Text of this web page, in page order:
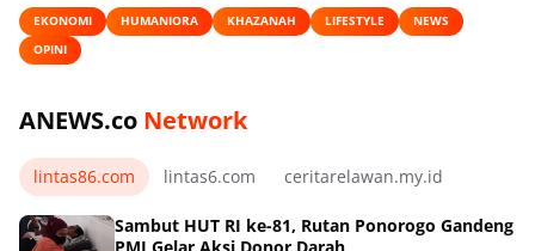
EKONOMI HUMANIORA KHAZANAH LIFESTYLE
NEWS
OPINI
ANEWS.co Network
lintas86.com lintas6.com ceritarelawan.my.id
Sambut HUT RI ke-81, Rutan Ponorogo Gandeng